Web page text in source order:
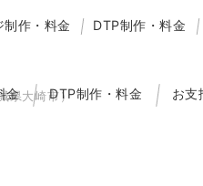
金 DTP制作・料金 お支
制作・料金 DTP制作・料金
県大崎市）